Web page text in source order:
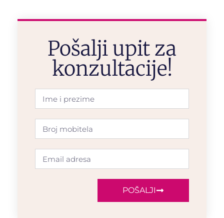
Pošalji upit za
konzultacije!
POŠALJI